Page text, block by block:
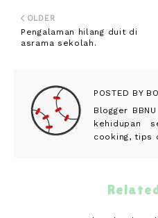
OLDER
Pengalaman hilang duit di
asrama sekolah.
POSTED BY
Blogger
kehidupan
cooking, tips